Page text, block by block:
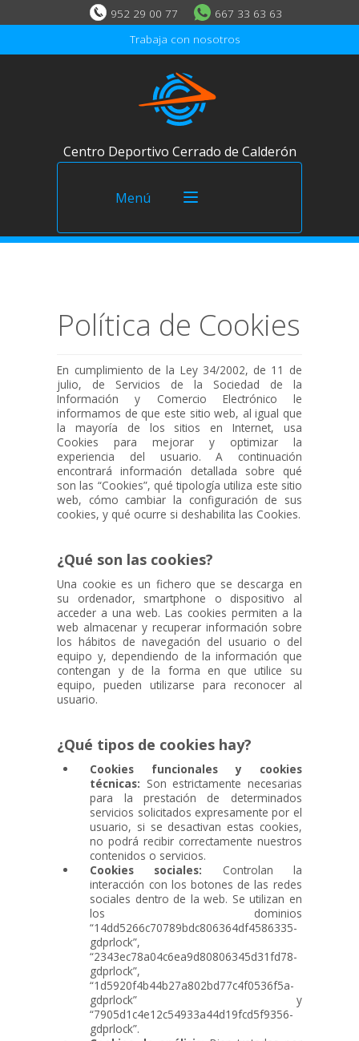
952 29 00 77
667 33 63 63
Trabaja con nosotros
Centro Deportivo Cerrado de Calderón
Menú
Horarios
Oferta Deportiva
Actividades dirigidas
Pádel
Fitness
Reservas y alquileres
Visita Virtual
Contactar
Política de Cookies
En cumplimiento de la Ley 34/2002, de 11 de
julio, de Servicios de la Sociedad de la
Información y Comercio Electrónico le
informamos de que este sitio web, al igual que
la mayoría de los sitios en Internet, usa
Cookies para mejorar y optimizar la
experiencia del usuario. A continuación
encontrará información detallada sobre qué
son las “Cookies”, qué tipología utiliza este sitio
web, cómo cambiar la configuración de sus
cookies, y qué ocurre si deshabilita las Cookies.
¿Qué son las cookies?
Una cookie es un fichero que se descarga en
su ordenador, smartphone o dispositivo al
acceder a una web. Las cookies permiten a la
web almacenar y recuperar información sobre
los hábitos de navegación del usuario o del
equipo y, dependiendo de la información que
contengan y de la forma en que utilice su
equipo, pueden utilizarse para reconocer al
usuario.
¿Qué tipos de cookies hay?
Cookies funcionales y cookies
técnicas: Son estrictamente necesarias
para la prestación de determinados
servicios solicitados expresamente por el
usuario, si se desactivan estas cookies,
no podrá recibir correctamente nuestros
contenidos o servicios.
Cookies sociales: Controlan la
interacción con los botones de las redes
sociales dentro de la web. Se utilizan en
los dominios
“14dd5266c70789bdc806364df4586335-
gdprlock”,
“2343ec78a04c6ea9d80806345d31fd78-
gdprlock”,
“1d5920f4b44b27a802bd77c4f0536f5a-
gdprlock” y
“7905d1c4e12c54933a44d19fcd5f9356-
gdprlock”.